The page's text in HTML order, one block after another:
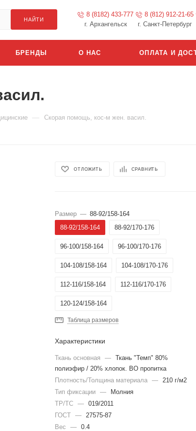
НАЙТИ
8 (8182) 433-777
г. Архангельск
8 (812) 912-21-65
г. Санкт-Петербург
БРЕНДЫ О НАС ОПЛАТА И
— Скорая помощь, кос-м жен. васил.
ОТЛОЖИТЬ СРАВНИТЬ
Размер — 88-92/158-164
88-92/158-164
88-92/170-176
96-100/158-164 96-100/170-176
104-108/158-164 104-108/170-176
112-116/158-164 112-116/170-176
120-124/158-164
Таблица размеров
Характеристики
Ткань основная —
Ткань "Темп" 80%
полиэфир / 20% хлопок. ВО пропитка
Плотность/Толщина материала
—
210 г/м2
Тип фиксации
—
Молния
ТР/ТС
—
019/2011
ГОСТ
—
27575-87
Вес
— 0.4